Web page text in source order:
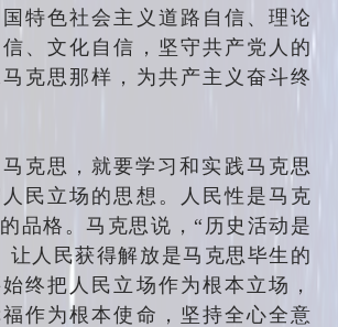
特色社会主义道路自信、理论
、文化自信，坚守共产党人的
克思那样，为共产主义奋斗终
思，就要学习和实践马克思
民立场的思想。人民性是马克
品格。马克思说，“历史活动是
让人民获得解放是马克思毕生的
终把人民立场作为根本立场，
作为根本使命，坚持全心全意